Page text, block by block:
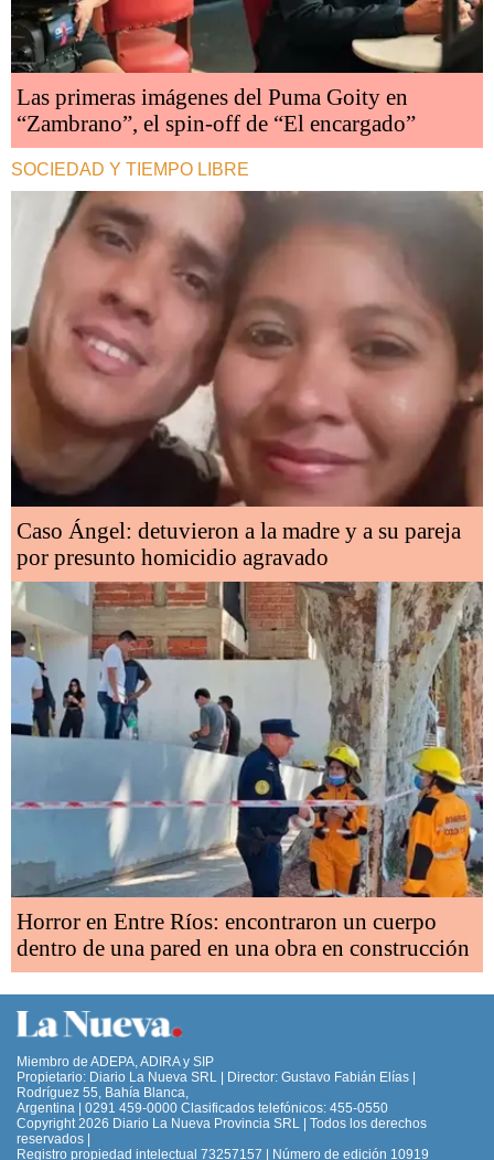
Las primeras imágenes del Puma Goity en
“Zambrano”, el spin-off de “El encargado”
SOCIEDAD Y TIEMPO LIBRE
Caso Ángel: detuvieron a la madre y a su pareja
por presunto homicidio agravado
Horror en Entre Ríos: encontraron un cuerpo
dentro de una pared en una obra en construcción
Miembro de ADEPA, ADIRA y SIP
Propietario: Diario La Nueva SRL | Director: Gustavo Fabián Elías |
Rodríguez 55, Bahía Blanca,
Argentina | 0291 459-0000 Clasificados telefónicos: 455-0550
Copyright 2026 Diario La Nueva Provincia SRL | Todos los derechos
reservados |
Registro propiedad intelectual 73257157 | Número de edición 10919